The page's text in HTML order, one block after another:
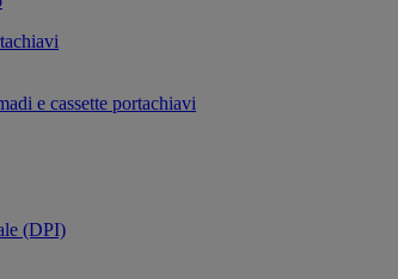
e cassette portachiavi
(DPI)